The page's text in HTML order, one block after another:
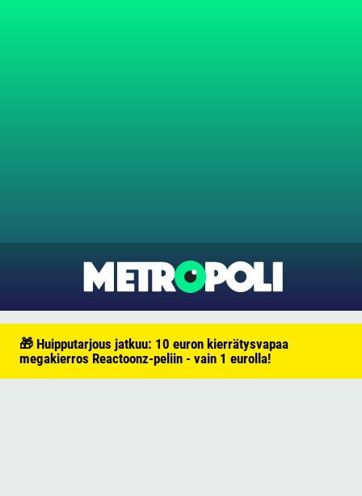
🎁 Huipputarjous jatkuu: 10 euron kierrätysvapaa
megakierros Reactoonz-peliin - vain 1 eurolla!